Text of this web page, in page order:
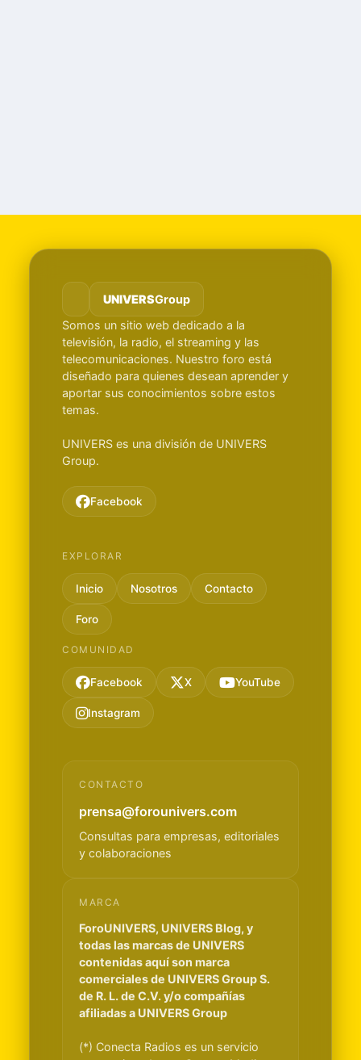
UNIVERSGroup
Somos un sitio web dedicado a la
televisión, la radio, el streaming y las
telecomunicaciones. Nuestro foro está
diseñado para quienes desean aprender y
aportar sus conocimientos sobre estos
temas.
UNIVERS es una división de UNIVERS
Group.
Facebook
EXPLORAR
Inicio Nosotros Contacto
Foro
COMUNIDAD
Facebook X YouTube
Instagram
CONTACTO
prensa@forounivers.com
Consultas para empresas, editoriales
y colaboraciones
MARCA
ForoUNIVERS, UNIVERS Blog, y
todas las marcas de UNIVERS
contenidas aquí son marca
comerciales de UNIVERS Group S.
de R. L. de C.V. y/o compañías
afiliadas a UNIVERS Group
(*) Conecta Radios es un servicio